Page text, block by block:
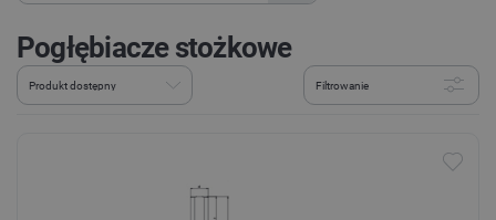
Pogłębiacze stożkowe
Filtrowanie